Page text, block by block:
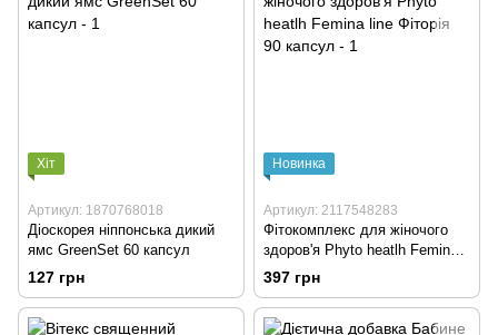
Хіт
Артикул: 1870768018
Діоскорея ніппонська дикий
ямс GreenSet 60 капсул
127 грн
Новинка
Артикул: 2117548283
Фітокомплекс для жіночого
здоров'я Phyto heatlh Femina
line Фіторія 90 капсул
397 грн